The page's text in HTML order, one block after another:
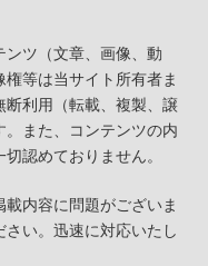
ンツ（文章、画像、動
等は当サイト所有者ま
断利用（転載、複製、譲
また、コンテンツの内
認めておりません。
内容に問題がございま
い。迅速に対応いたし